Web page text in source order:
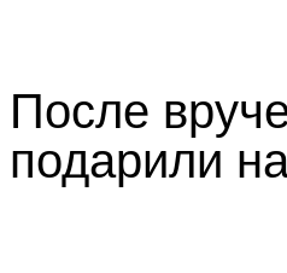
После
подарили